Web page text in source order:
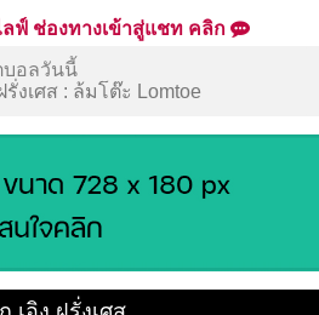
ฟ์ ช่องทางเข้าสู่แชท คลิก
บอลวันนี้
งเศส : ล้มโต๊ะ Lomtoe